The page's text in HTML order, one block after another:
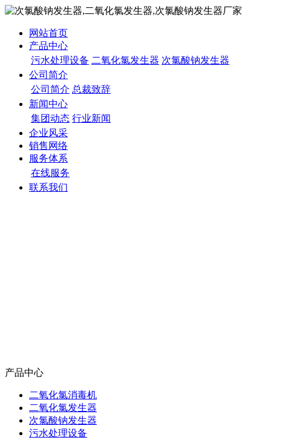
网站首页
产品中心
污水处理设备 二氧化氯发生器 次氯酸钠发生器
公司简介
公司简介 总裁致辞
新闻中心
集团动态 行业新闻
企业风采
销售网络
服务体系
在线服务
联系我们
产品中心
二氧化氯消毒机
二氧化氯发生器
次氯酸钠发生器
污水处理设备